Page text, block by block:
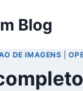
Blog
DE IMAGENS |